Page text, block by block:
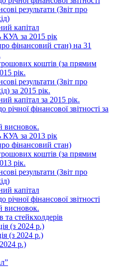
результати (Звіт про
капітал
КУА за 2015 рік
фінансовий стан) на 31
коштів (за прямим
рік.
результати (Звіт про
за 2015 рік.
капітал за 2015 рік.
фінансової звітності за
висновок.
КУА за 2013 рік
фінансовий стан)
коштів (за прямим
рік.
результати (Звіт про
капітал
фінансової звітності
висновок.
та стейкхолдерів
(з 2024 р.)
(з 2024 р.)
р.)